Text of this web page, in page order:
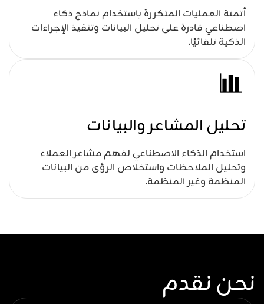
أتمتة العمليات المتكررة باستخدام نماذج ذكاء
اصطناعي قادرة على تحليل البيانات وتنفيذ الإجراءات
الذكية تلقائيًا.
تحليل المشاعر والبيانات
استخدام الذكاء الاصطناعي لفهم مشاعر العملاء
وتحليل الملاحظات واستخلاص الرؤى من البيانات
المنظمة وغير المنظمة.
نحن نقدم